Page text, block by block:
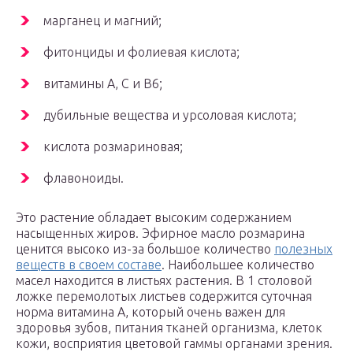
марганец и магний;
фитонциды и фолиевая кислота;
витамины А, С и В6;
дубильные вещества и урсоловая кислота;
кислота розмариновая;
флавоноиды.
Это растение обладает высоким содержанием
насыщенных жиров. Эфирное масло розмарина
ценится высоко из-за большое количество полезных
веществ в своем составе. Наибольшее количество
масел находится в листьях растения. В 1 столовой
ложке перемолотых листьев содержится суточная
норма витамина А, который очень важен для
здоровья зубов, питания тканей организма, клеток
кожи, восприятия цветовой гаммы органами зрения.